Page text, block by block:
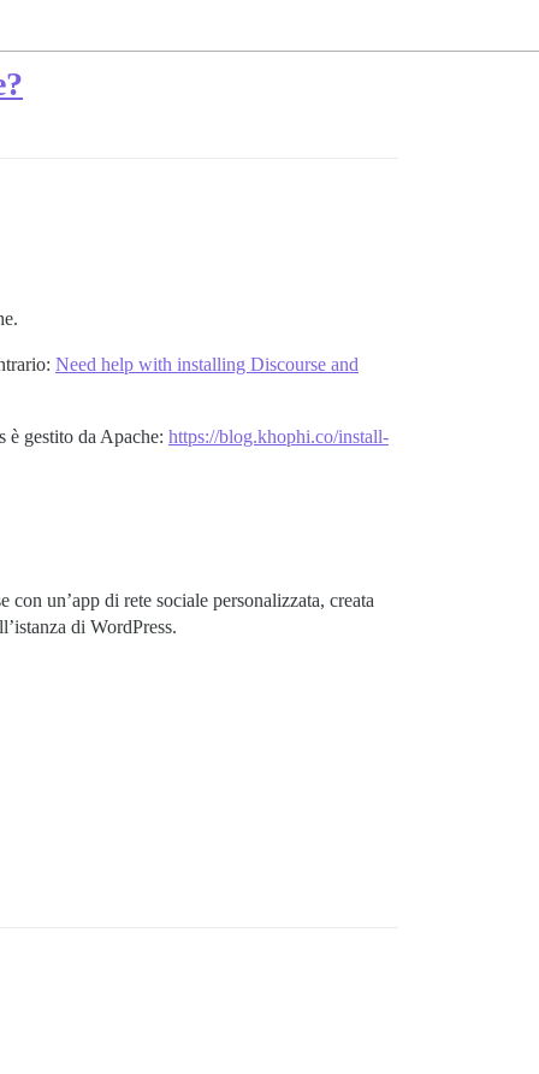
Need help with installing Discourse and
è gestito da Apache: https://blog.khophi.co/install-
un’app di rete sociale personalizzata, creata
di WordPress.